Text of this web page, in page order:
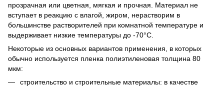
прозрачная или цветная, мягкая и прочная. Материал не
вступает в реакцию с влагой, жиром, нерастворим в
большинстве растворителей при комнатной температуре и
выдерживает низкие температуры до -70°C.
Некоторые из основных вариантов применения, в которых
обычно используется пленка полиэтиленовая толщина 80
мкм:
строительство и строительные материалы: в качестве